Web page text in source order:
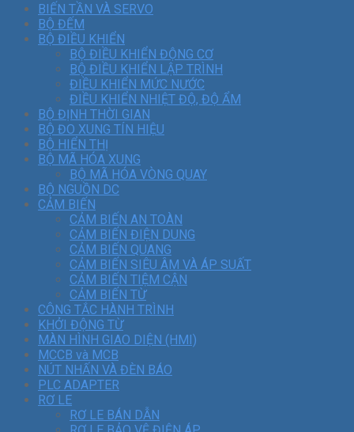
BIẾN TẦN VÀ SERVO
BỘ ĐẾM
BỘ ĐIỀU KHIỂN
BỘ ĐIỀU KHIỂN ĐỘNG CƠ
BỘ ĐIỀU KHIỂN LẬP TRÌNH
ĐIỀU KHIỂN MỨC NƯỚC
ĐIỀU KHIỂN NHIỆT ĐỘ, ĐỘ ẨM
BỘ ĐỊNH THỜI GIAN
BỘ ĐO XUNG TÍN HIỆU
BỘ HIỂN THỊ
BỘ MÃ HÓA XUNG
BỘ MÃ HÓA VÒNG QUAY
BỘ NGUỒN DC
CẢM BIẾN
CẢM BIẾN AN TOÀN
CẢM BIẾN ĐIỆN DUNG
CẢM BIẾN QUANG
CẢM BIẾN SIÊU ÂM VÀ ÁP SUẤT
CẢM BIẾN TIỆM CẬN
CẢM BIẾN TỪ
CÔNG TẮC HÀNH TRÌNH
KHỞI ĐỘNG TỪ
MÀN HÌNH GIAO DIỆN (HMI)
MCCB và MCB
NÚT NHẤN VÀ ĐÈN BÁO
PLC ADAPTER
RƠ LE
RƠ LE BÁN DẪN